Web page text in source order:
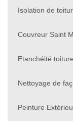
Isolation de
Couvreur Saint
Etanchéité
Nettoyage de
Peinture